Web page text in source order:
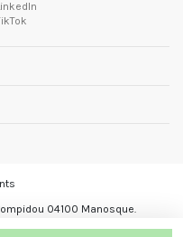
04100 Manosque.
registré.